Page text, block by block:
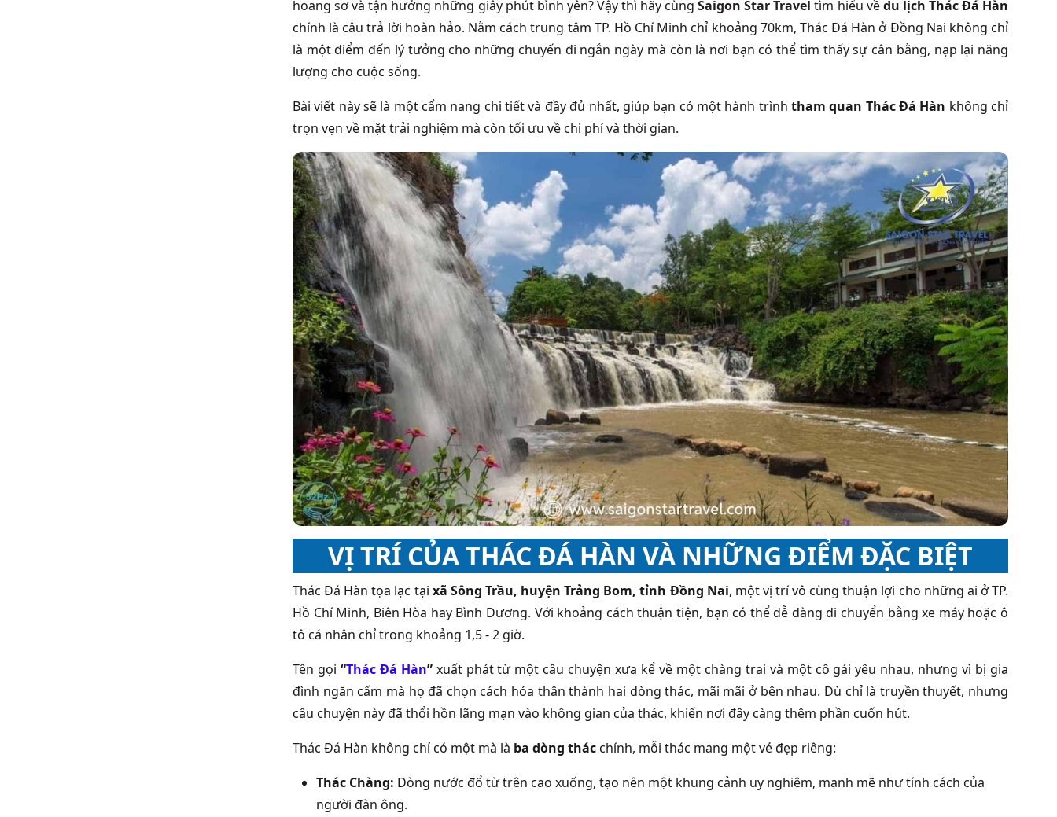
hoang sơ và tận hưởng những giây phút bình yên? Vậy thì hãy cùngSaigon Star Travel tìm hiểu vềdu lịch Thác Đá Hàn
chính là câu trả lời hoàn hảo. Nằm cách trung tâm TP. Hồ Chí Minh chỉ khoảng 70km, Thác Đá Hàn ở Đồng Nai không chỉ
là một điểm đến lý tưởng cho những chuyến đi ngắn ngày mà còn là nơi bạn có thể tìm thấy sự cân bằng, nạp lại năng
lượng cho cuộc sống.
Bài viết này sẽ là một cẩm nang chi tiết và đầy đủ nhất, giúp bạn có một hành trình tham quan Thác Đá Hàn không chỉ
trọn vẹn về mặt trải nghiệm mà còn tối ưu về chi phí và thời gian.
VỊ TRÍ CỦA THÁC ĐÁ HÀN VÀ NHỮNG ĐIỂM ĐẶC BIỆT
Thác Đá Hàn tọa lạc tại xã Sông Trầu, huyện Trảng Bom, tỉnh Đồng Nai, một vị trí vô cùng thuận lợi cho những ai ở TP.
Hồ Chí Minh, Biên Hòa hay Bình Dương. Với khoảng cách thuận tiện, bạn có thể dễ dàng di chuyển bằng xe máy hoặc ô
tô cá nhân chỉ trong khoảng 1,5 - 2 giờ.
Tên gọi “Thác Đá Hàn”xuất phát từ một câu chuyện xưa kể về một chàng trai và một cô gái yêu nhau, nhưng vì bị gia
đình ngăn cấm mà họ đã chọn cách hóa thân thành hai dòng thác, mãi mãi ở bên nhau. Dù chỉ là truyền thuyết, nhưng
câu chuyện này đã thổi hồn lãng mạn vào không gian của thác, khiến nơi đây càng thêm phần cuốn hút.
Thác Đá Hàn không chỉ có một mà là ba dòng thácchính, mỗi thác mang một vẻ đẹp riêng:
Thác Chàng: Dòng nước đổ từ trên cao xuống, tạo nên một khung cảnh uy nghiêm, mạnh mẽ như tính cách của
người đàn ông.